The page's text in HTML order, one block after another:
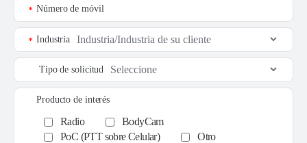
Número de móvil
*
Industria
*
Tipo de solicitud
Producto de interés
Radio
BodyCam
PoC (PTT sobre Celular)
Otro